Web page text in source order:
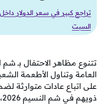
تراجع كبير في سعر الدولار
السبت
تتنوع مظاهر الاحتفال بـ شم
العامة وتناول الأطعمة
على اتباع عادات متوارثة